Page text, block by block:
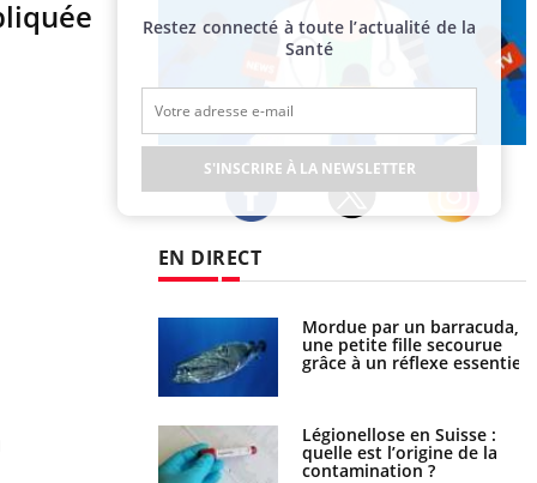
EN DIRECT
en Suisse :
l’origine de la
Comment gérer le sommeil
des enfants en vacances ?
Bilan prévention : ce que
les kinés pourront bientôt
faire
Restez connecté à toute l’actualité de la
Santé
S'INSCRIRE À LA NEWSLETTER